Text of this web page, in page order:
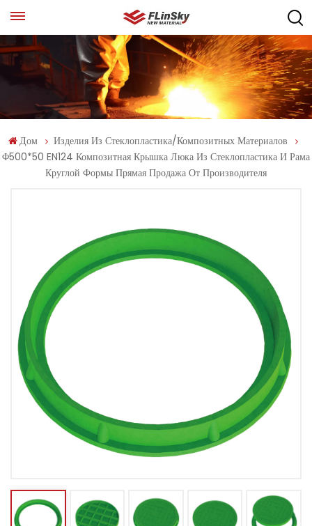
Дом
Изделия Из Стеклопластика/композитных Материалов
Φ500*50 EN124 Композитная Крышка Люка Из Стеклопластика И Рама
Круглой Формы Прямая Продажа От Производителя